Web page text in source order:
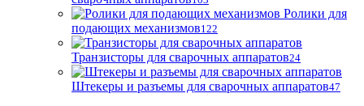
Ролики для
подающих механизмов122
Транзисторы для сварочных аппаратов24
Штекеры и разъемы для сварочных аппаратов47